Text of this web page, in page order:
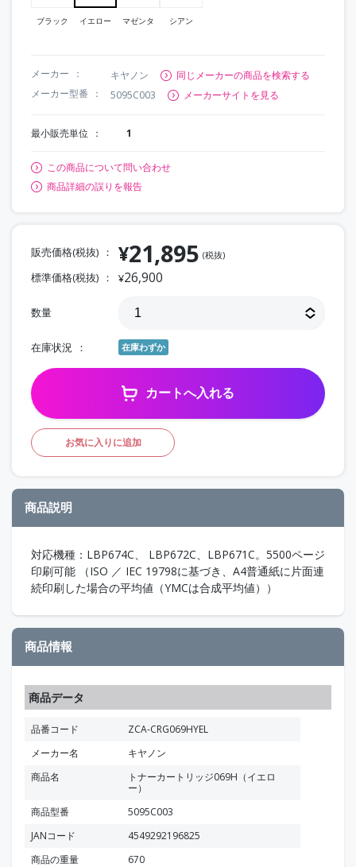
ブラック イエロー マゼンタ シアン
メーカー キヤノン
同じメーカーの商品を検索する
メーカー型番
5095C003 メーカーサイトを見る
最小販売単位 1
この商品について問い合わせ
商品詳細の誤りを報告
販売価格(税抜) ¥21,895 (税抜)
標準価格(税抜) ¥26,900
数量
在庫状況 在庫わずか
カートへ入れる
お気に入りに追加
商品説明
対応機種：LBP674C、 LBP672C、LBP671C。5500ページ
印刷可能 （ISO ／ IEC 19798に基づき、A4普通紙に片面連
続印刷した場合の平均値（YMCは合成平均値））
商品情報
商品データ
品番コード
ZCA-CRG069HYEL
メーカー名
キヤノン
商品名
トナーカートリッジ069H（イエロ
ー）
商品型番
5095C003
JANコード
4549292196825
商品の重量
670